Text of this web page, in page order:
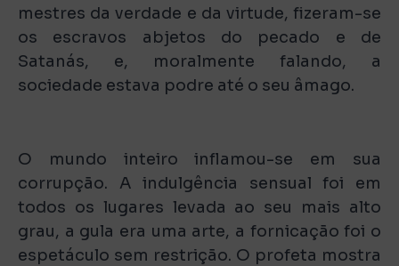
mestres da verdade e da virtude, fizeram-se
os escravos abjetos do pecado e de
Satanás, e, moralmente falando, a
sociedade estava podre até o seu âmago.
O mundo inteiro inflamou-se em sua
corrupção. A indulgência sensual foi em
todos os lugares levada ao seu mais alto
grau, a gula era uma arte, a fornicação foi o
espetáculo sem restrição. O profeta mostra